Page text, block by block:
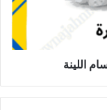
اللينة